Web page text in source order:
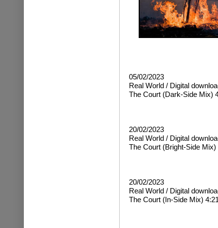
05/02/2023
Real World / Digital
The Court (Dark-Side Mix)
20/02/2023
Real World / Digital
The Court (Bright-Side Mix)
20/02/2023
Real World / Digital
The Court (In-Side Mix)